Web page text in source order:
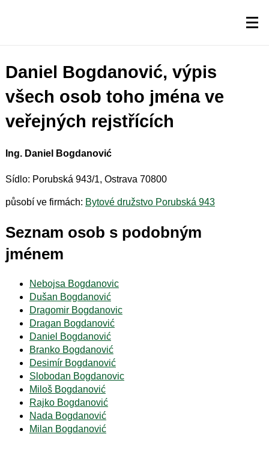
Daniel Bogdanović, výpis
všech osob toho jména ve
veřejných rejstřících
Ing. Daniel Bogdanović
Sídlo: Porubská 943/1, Ostrava 70800
působí ve firmách: Bytové družstvo Porubská 943
Seznam osob s podobným
jménem
Nebojsa Bogdanovic
Dušan Bogdanović
Dragomir Bogdanovic
Dragan Bogdanović
Daniel Bogdanović
Branko Bogdanović
Desimír Bogdanović
Slobodan Bogdanovic
Miloš Bogdanović
Rajko Bogdanović
Nada Bogdanović
Milan Bogdanović